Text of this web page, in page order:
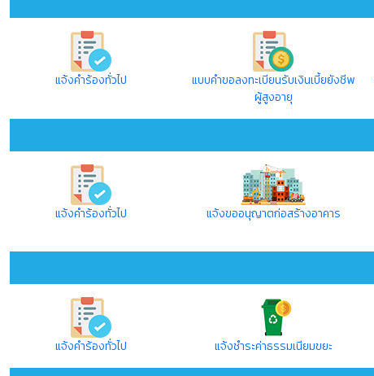
แจ้งคำร้องทั่วไป
แบบคำขอลงทะเบียนรับเงินเบี้ยยังชีพ
ผู้สูงอายุ
แจ้งคำร้องทั่วไป แจ้งขออนุญาตก่อสร้างอาคาร
แจ้งคำร้องทั่วไป แจ้งชำระค่าธรรมเนียมขยะ